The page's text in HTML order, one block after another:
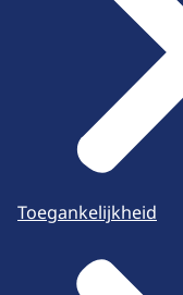
Toegankelijkheid